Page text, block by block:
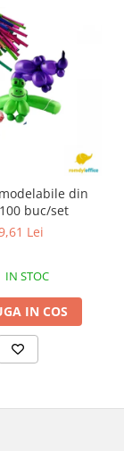
din
buc/set
Lei
IN STOC
IN COS